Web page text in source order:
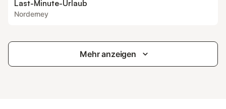
Last-Minute-Urlaub
Norderney
Mehr anzeigen